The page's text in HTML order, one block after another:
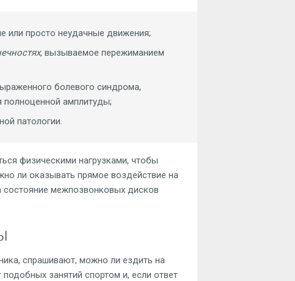
или просто неудачные движения;
, вызываемое пережиманием
болевого синдрома,
амплитуды;
патологии.
физическими нагрузками, чтобы
ли оказывать прямое воздействие на
межпозвонковых дисков
спрашивают, можно ли ездить на
занятий спортом и, если ответ